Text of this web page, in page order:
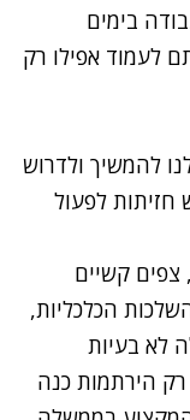
בימים
לעמוד אפילו רק
להמשיך ולדרוש
חזיתות לפעול
צפים קשיים
הכלכליות,
לא בעיות
רק הירתמות כנה